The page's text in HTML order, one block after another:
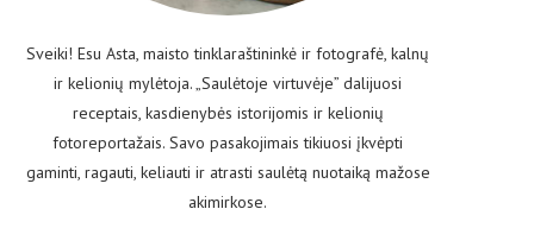
Sveiki! Esu Asta, maisto tinklaraštininkė ir fotografė, kalnų
ir kelionių mylėtoja. „Saulėtoje virtuvėje” dalijuosi
receptais, kasdienybės istorijomis ir kelionių
fotoreportažais. Savo pasakojimais tikiuosi įkvėpti
gaminti, ragauti, keliauti ir atrasti saulėtą nuotaiką mažose
akimirkose.